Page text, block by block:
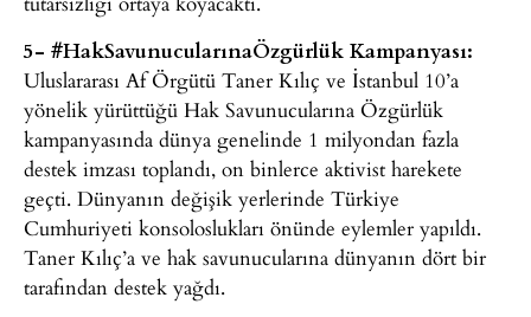
5- #HakSavunucularınaÖzgürlük Kampanyası:
Uluslararası Af Örgütü Taner Kılıç ve İstanbul 10’a
yönelik yürüttüğü Hak Savunucularına Özgürlük
kampanyasında dünya genelinde 1 milyondan fazla
destek imzası toplandı, on binlerce aktivist harekete
geçti. Dünyanın değişik yerlerinde Türkiye
Cumhuriyeti konsoloslukları önünde eylemler yapıldı.
Taner Kılıç’a ve hak savunucularına dünyanın dört bir
tarafından destek yağdı.